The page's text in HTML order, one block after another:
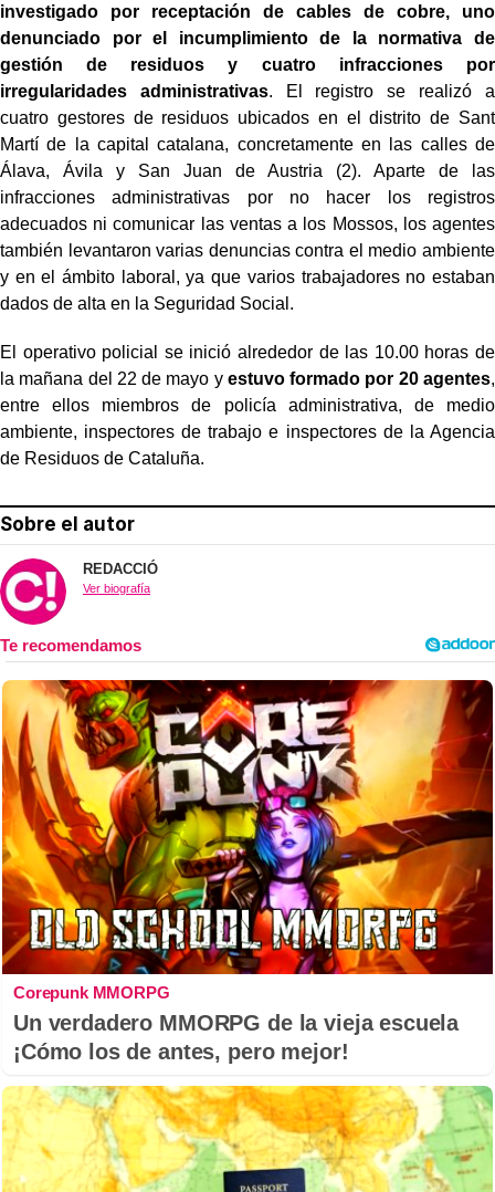
investigado por receptación de cables de cobre, uno
denunciado por el incumplimiento de la normativa de
gestión de residuos y cuatro infracciones por
irregularidades administrativas. El registro se realizó a
cuatro gestores de residuos ubicados en el distrito de Sant
Martí de la capital catalana, concretamente en las calles de
Álava, Ávila y San Juan de Austria (2). Aparte de las
infracciones administrativas por no hacer los registros
adecuados ni comunicar las ventas a los Mossos, los agentes
también levantaron varias denuncias contra el medio ambiente
y en el ámbito laboral, ya que varios trabajadores no estaban
dados de alta en la Seguridad Social.
El operativo policial se inició alrededor de las 10.00 horas de
la mañana del 22 de mayo y estuvo formado por 20 agentes,
entre ellos miembros de policía administrativa, de medio
ambiente, inspectores de trabajo e inspectores de la Agencia
de Residuos de Cataluña.
Sobre el autor
REDACCIÓ
Ver biografía
Corepunk MMORPG
Un verdadero MMORPG de la vieja escuela
¡Cómo los de antes, pero mejor!